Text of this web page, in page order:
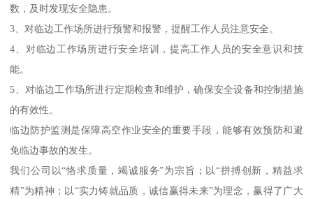
数，及时发现安全隐患。
3、对临边工作场所进行预警和报警，提醒工作人员注意安全。
4、对临边工作场所进行安全培训，提高工作人员的安全意识和技
能。
5、对临边工作场所进行定期检查和维护，确保安全设备和控制措施
的有效性。
临边防护监测是保障高空作业安全的重要手段，能够有效预防和避
免临边事故的发生。
我们公司以“恪求质量，竭诚服务”为宗旨；以“拼搏创新，精益求
精”为精神；以“实力铸就品质，诚信赢得未来”为理念，赢得了广大